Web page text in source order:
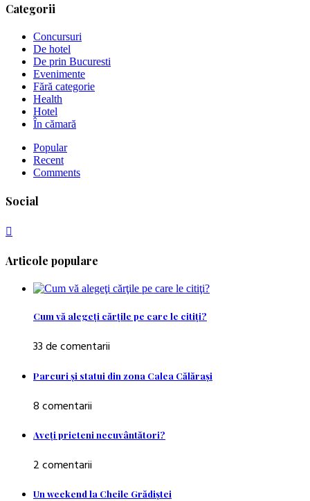
Categorii
Concursuri
De hotel
De prin Bucuresti
Evenimente
Fără categorie
Health
Hotel
În cămară
Popular
Recent
Comments
Social
Articole populare
Cum vă alegeţi cărţile pe care le citiţi?
33 de comentarii
Parcuri şi statui din zona Calea Călăraşi
8 comentarii
Aveţi prieteni necuvântători?
2 comentarii
Un weekend la Cheile Grădiştei